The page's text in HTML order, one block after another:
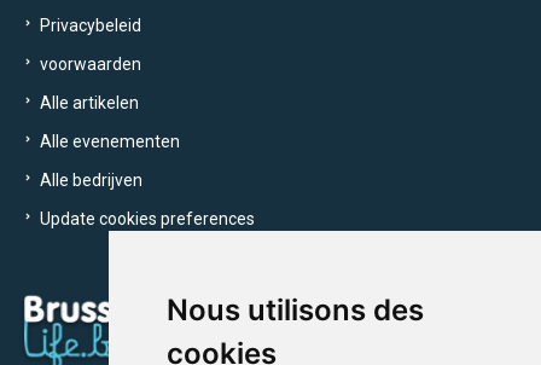
Nous utilisons des
cookies
Privacybeleid
voorwaarden
Alle artikelen
Alle evenementen
Alle bedrijven
Update cookies preferences